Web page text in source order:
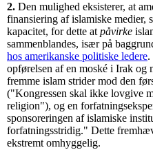
2. Den mulighed eksisterer, at
finansiering af islamiske medier,
kapacitet, for dette at påvirke
sammenblandes, især på
hos amerikanske politiske ledere.
opførelsen af en moské i Irak og
fremme islam strider mod den
("Kongressen skal ikke lovgive
religion"), og en
sponsoreringen af islamiske
forfatningsstridig." Dette
ekstremt omhyggelig.